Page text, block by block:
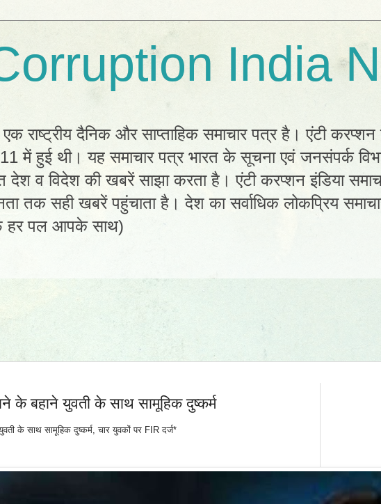
India
राष्ट्रीय दैनिक और साप्ताहिक समाचार पत्र है। एंटी करप्शन
में हुई थी। यह समाचार पत्र भारत के सूचना एवं जनसंपर्क
देश व विदेश की खबरें साझा करता है। एंटी करप्शन इंडिया
तक सही खबरें पहुंचाता है। देश का सर्वाधिक लोकप्रिय
हर पल आपके साथ)
के बहाने युवती के साथ सामूहिक दुष्कर्म
के साथ सामूहिक दुष्कर्म, चार युवकों पर FIR दर्ज*